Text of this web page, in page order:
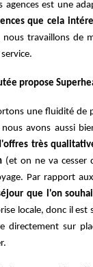
est une
que cela
travaillons de
propose
une fluidité de
avons aussi
très
(et on ne va cesser
Par rapport
que l'on
locale, donc il
sur